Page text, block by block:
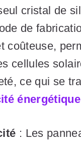
cristal de
de
coûteuse,
cellules
ce qui se
: Les